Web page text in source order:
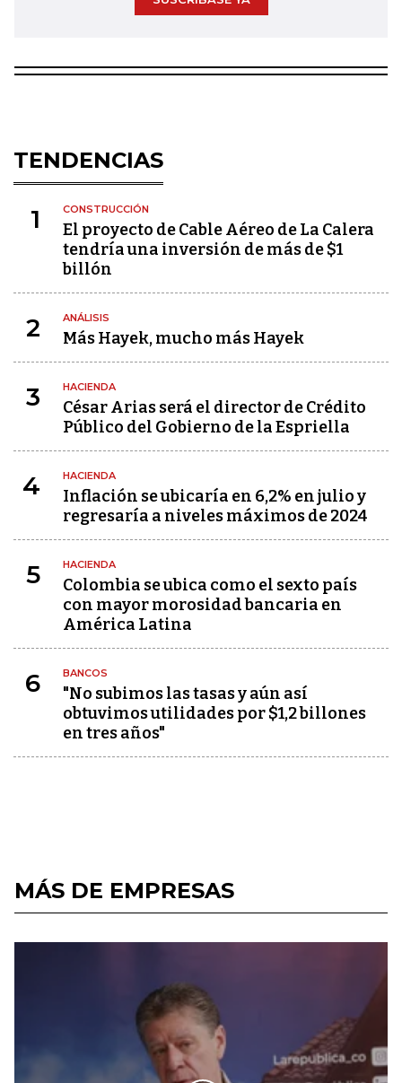
TENDENCIAS
1 CONSTRUCCIÓN
El proyecto de Cable Aéreo de La Calera
tendría una inversión de más de $1
billón
2 ANÁLISIS
Más Hayek, mucho más Hayek
3 HACIENDA
César Arias será el director de Crédito
Público del Gobierno de la Espriella
4 HACIENDA
Inflación se ubicaría en 6,2% en julio y
regresaría a niveles máximos de 2024
5 HACIENDA
Colombia se ubica como el sexto país
con mayor morosidad bancaria en
América Latina
6 BANCOS
"No subimos las tasas y aún así
obtuvimos utilidades por $1,2 billones
en tres años"
MÁS DE EMPRESAS